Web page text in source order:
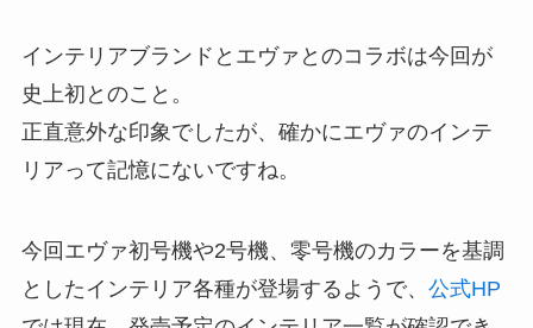
インテリアブランドとエヴァとのコラボは今回が
史上初とのこと。
正直意外な印象でしたが、確かにエヴァのインテ
リアって記憶にないですね。
今回エヴァ初号機や2号機、零号機のカラーを基調
としたインテリア各種が登場するようで、 公式HP